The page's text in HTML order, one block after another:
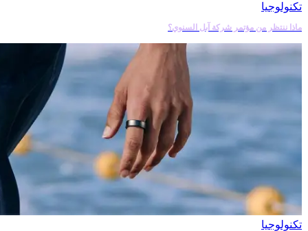
تكنولوجيا
ماذا ننتظر من مؤتمر شركة آبل السنوي؟
تكنولوجيا